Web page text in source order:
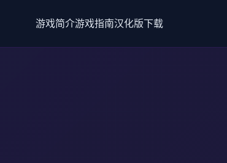
游戏简介游戏指南汉化版下载